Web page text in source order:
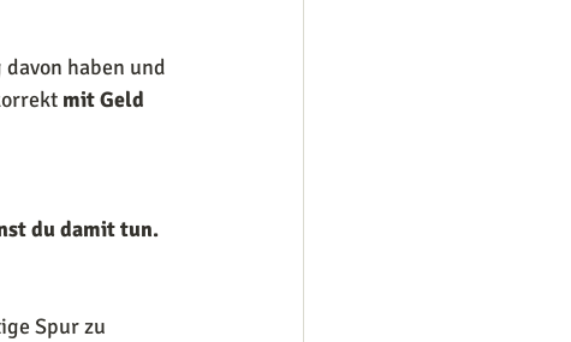
haben und
mit Geld
du damit tun.
Spur zu